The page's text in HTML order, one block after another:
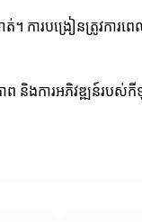
ត់។ ការបង្រៀនត្រូវ
ងការអភិវឌ្ឍន៍របស់